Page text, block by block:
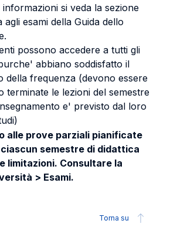
si veda la sezione
agli esami della Guida dello
possono accedere a tutti gli
abbiano soddisfatto il
della frequenza (devono essere
terminate le lezioni del semestre
e' previsto dal loro
alle prove parziali pianificate
semestre di didattica
limitazioni. Consultare la
> Esami.
Torna su